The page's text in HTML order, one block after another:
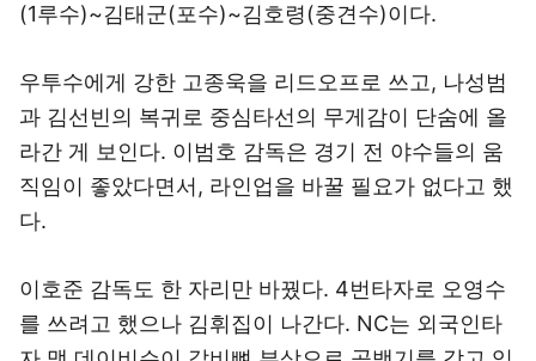
(1루수)~김태군(포수)~김호령(중견수)이다.
우투수에게 강한 고종욱을 리드오프로 쓰고, 나성범
과 김선빈의 복귀로 중심타선의 무게감이 단숨에 올
라간 게 보인다. 이범호 감독은 경기 전 야수들의 움
직임이 좋았다면서, 라인업을 바꿀 필요가 없다고 했
다.
이호준 감독도 한 자리만 바꿨다. 4번타자로 오영수
를 쓰려고 했으나 김휘집이 나간다. NC는 외국인타